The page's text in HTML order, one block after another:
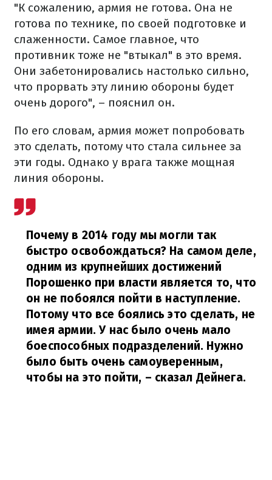
"К сожалению, армия не готова. Она не
готова по технике, по своей подготовке и
слаженности. Самое главное, что
противник тоже не "втыкал" в это время.
Они забетонировались настолько сильно,
что прорвать эту линию обороны будет
очень дорого", – пояснил он.
По его словам, армия может попробовать
это сделать, потому что стала сильнее за
эти годы. Однако у врага также мощная
линия обороны.
Почему в 2014 году мы могли так
быстро освобождаться? На самом деле,
одним из крупнейших достижений
Порошенко при власти является то, что
он не побоялся пойти в наступление.
Потому что все боялись это сделать, не
имея армии. У нас было очень мало
боеспособных подразделений. Нужно
было быть очень самоуверенным,
чтобы на это пойти, – сказал Дейнега.